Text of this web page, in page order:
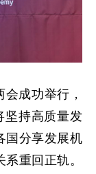
成功举行，
坚持高质量发
国分享发展机
重回正轨。